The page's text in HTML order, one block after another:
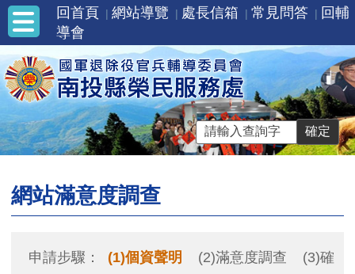
回首頁 網站導覽 處長信箱 常見問答
回輔
導會
網站滿意度調查
申請步驟： (1)個資聲明 (2)滿意度調查
(3)確